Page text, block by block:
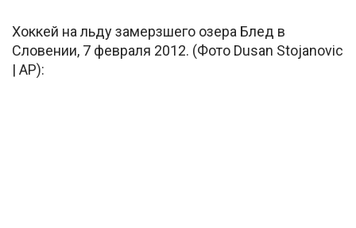
Хоккей на льду замерзшего озера Блед в
Словении, 7 февраля 2012. (Фото Dusan Stojanovic
| AP):